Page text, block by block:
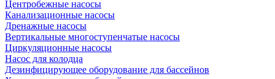
Центробежные насосы
Канализационные насосы
Дренажные насосы
Вертикальные многоступенчатые насосы
Циркуляционные насосы
Насос для колодца
Дезинфицирующее оборудование для бассейнов